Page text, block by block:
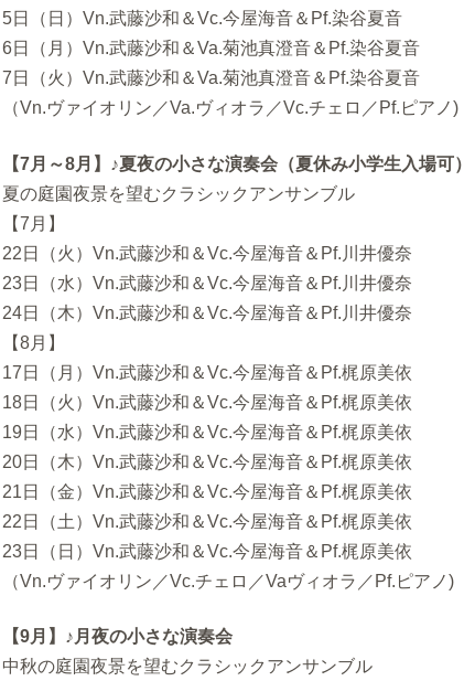
5日（日）Vn.武藤沙和＆Vc.今屋海音＆Pf.染谷夏音
6日（月）Vn.武藤沙和＆Va.菊池真澄音＆Pf.染谷夏音
7日（火）Vn.武藤沙和＆Va.菊池真澄音＆Pf.染谷夏音
（Vn.ヴァイオリン／Va.ヴィオラ／Vc.チェロ／Pf.ピアノ)
【7月～8月】♪夏夜の小さな演奏会（夏休み小学生入場可）
夏の庭園夜景を望むクラシックアンサンブル
【7月】
22日（火）Vn.武藤沙和＆Vc.今屋海音＆Pf.川井優奈
23日（水）Vn.武藤沙和＆Vc.今屋海音＆Pf.川井優奈
24日（木）Vn.武藤沙和＆Vc.今屋海音＆Pf.川井優奈
【8月】
17日（月）Vn.武藤沙和＆Vc.今屋海音＆Pf.梶原美依
18日（火）Vn.武藤沙和＆Vc.今屋海音＆Pf.梶原美依
19日（水）Vn.武藤沙和＆Vc.今屋海音＆Pf.梶原美依
20日（木）Vn.武藤沙和＆Vc.今屋海音＆Pf.梶原美依
21日（金）Vn.武藤沙和＆Vc.今屋海音＆Pf.梶原美依
22日（土）Vn.武藤沙和＆Vc.今屋海音＆Pf.梶原美依
23日（日）Vn.武藤沙和＆Vc.今屋海音＆Pf.梶原美依
（Vn.ヴァイオリン／Vc.チェロ／Vaヴィオラ／Pf.ピアノ)
【9月】♪月夜の小さな演奏会
中秋の庭園夜景を望むクラシックアンサンブル